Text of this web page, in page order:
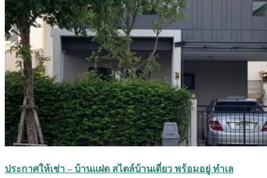
ประกาศให้เช่า – บ้านแฝด สไตล์บ้านเดี่ยว พร้อมอยู่ ทำเล